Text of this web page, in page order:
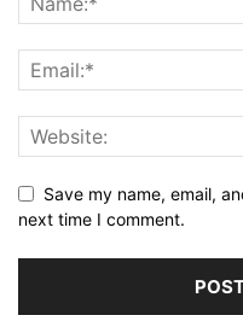
Save my name, email,
next time I comment.